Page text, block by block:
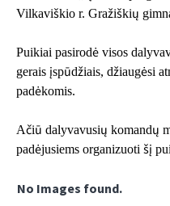
Vilkaviškio r. Gražiškių
Puikiai pasirodė visos
gerais įspūdžiais, džiaugėsi
padėkomis.
Ačiū dalyvavusių komandų
padėjusiems organizuoti šį
No Images found.